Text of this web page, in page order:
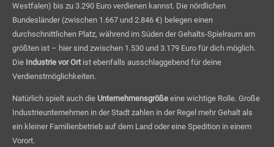
Westfalen) bis zu 3.290 Euro verdienen kannst. Die nördlichen
Bundesländer (zwischen 1.667 und 2.846 €) belegen einen
durchschnittlichen Platz, während im Süden der Gehalts-Spielraum am
größten ist – hier sind zwischen 1.530 und 3.179 Euro für dich möglich.
Die Industrie vor Ortist ebenfalls ausschlaggebend für deine
Verdienstmöglichkeiten.
Natürlich spielt auch die Unternehmensgrößeeine wichtige Rolle. Große
Industrieunternehmen in der Stadt zahlen in der Regel mehr Gehalt als
ein kleiner Familienbetrieb auf dem Land oder eine Spedition in einem
Vorort.